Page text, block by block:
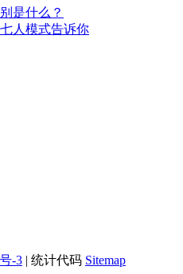
是什么？
人模式告诉你
-3 | 统计代码 Sitemap